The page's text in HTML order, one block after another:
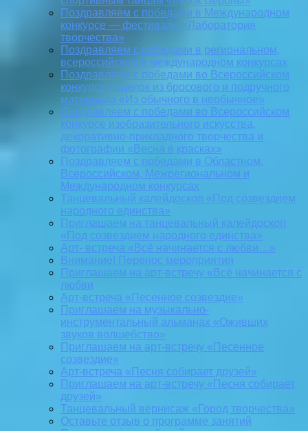
Поздравляем с победами в Международном
конкурсе — фестивале «Лаборатория
творчества»
Поздравляем с победами в региональном,
всероссийском и международном конкурсах
Поздравляем с победами во Всероссийском
конкурсе поделок из бросового и подручного
материала «Из обычного в необычное»
Поздравляем с победами во Всероссийском
конкурсе изобразительного искусства,
декоративно-прикладного творчества и
фотографии «Весна в красках»
Поздравляем с победами в Областном,
Всероссийском, Межрегиональном и
Международном конкурсах
Танцевальный калейдоскоп «Под созвездием
народного единства»
Приглашаем на танцевальный калейдоскоп
«Под созвездием народного единства»
Арт- встреча «Всё начинается с любви…»
Внимание! Перенос мероприятия
Приглашаем на арт-встречу «Всё начинается с
любви
Арт-встреча «Песенное созвездие»
Приглашаем на музыкально-
инструментальный альманах «Оживших
звуков волшебство»
Приглашаем на арт-встречу «Песенное
созвездие»
Арт-встреча «Песня собирает друзей»
Приглашаем на арт-встречу «Песня собирает
друзей»
Танцевальный вернисаж «Город творчества»
Оставьте отзыв о программе занятий